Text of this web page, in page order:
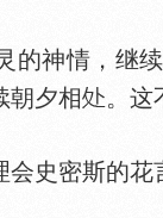
神情，继续
朝夕相
。这
史密斯的花